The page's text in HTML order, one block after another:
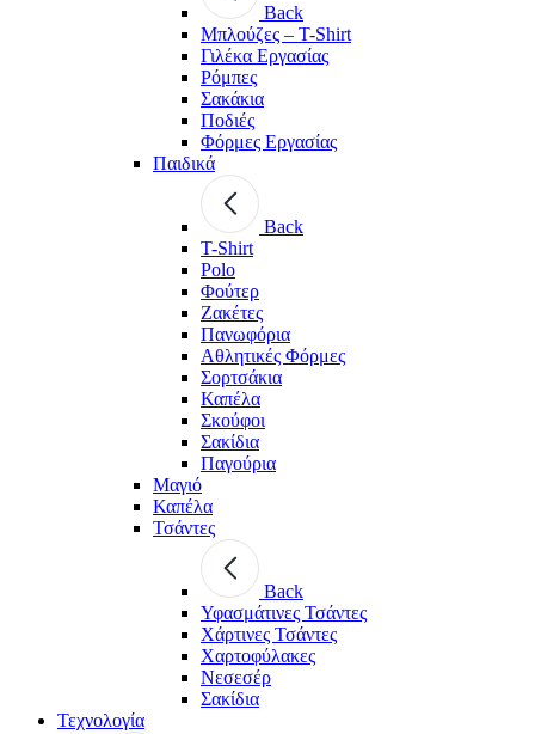
Back
Μπλούζες – T-Shirt
Γιλέκα Εργασίας
Ρόμπες
Σακάκια
Ποδιές
Φόρμες Εργασίας
Παιδικά
Back
T-Shirt
Polo
Φούτερ
Ζακέτες
Πανωφόρια
Αθλητικές Φόρμες
Σορτσάκια
Καπέλα
Σκούφοι
Σακίδια
Παγούρια
Μαγιό
Καπέλα
Τσάντες
Back
Υφασμάτινες Τσάντες
Χάρτινες Τσάντες
Χαρτοφύλακες
Νεσεσέρ
Σακίδια
Τεχνολογία